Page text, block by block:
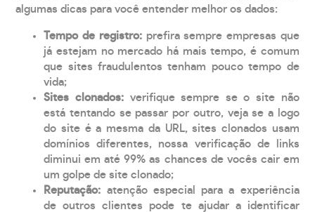
algumas dicas para você entender melhor os dados:
Tempo de registro: prefira sempre empresas que
já estejam no mercado há mais tempo, é comum
que sites fraudulentos tenham pouco tempo de
vida;
Sites clonados: verifique sempre se o site não
está tentando se passar por outro, veja se a logo
do site é a mesma da URL, sites clonados usam
domínios diferentes, nossa verificação de links
diminui em até 99% as chances de vocês cair em
um golpe de site clonado;
Reputação: atenção especial para a experiência
de outros clientes pode te ajudar a identificar